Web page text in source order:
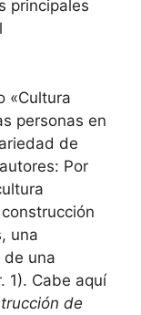
principales
«Cultura
personas en
de
Por
una
una
1). Cabe aquí
de